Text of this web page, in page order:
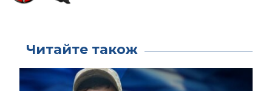
Читайте також